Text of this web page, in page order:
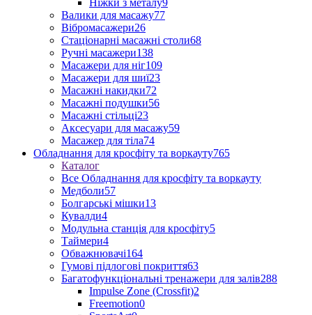
Ніжки з металу9
Валики для масажу77
Вібромасажери26
Стаціонарні масажні столи68
Ручні масажери138
Масажери для ніг109
Масажери для шиї23
Масажні накидки72
Масажні подушки56
Масажні стільці23
Аксесуари для масажу59
Масажер для тіла74
Обладнання для кросфіту та воркауту765
Каталог
Все Обладнання для кросфіту та воркауту
Медболи57
Болгарські мішки13
Кувалди4
Модульна станція для кросфіту5
Таймери4
Обважнювачі164
Гумові підлогові покриття63
Багатофункціональні тренажери для залів288
Impulse Zone (Crossfit)2
Freemotion0